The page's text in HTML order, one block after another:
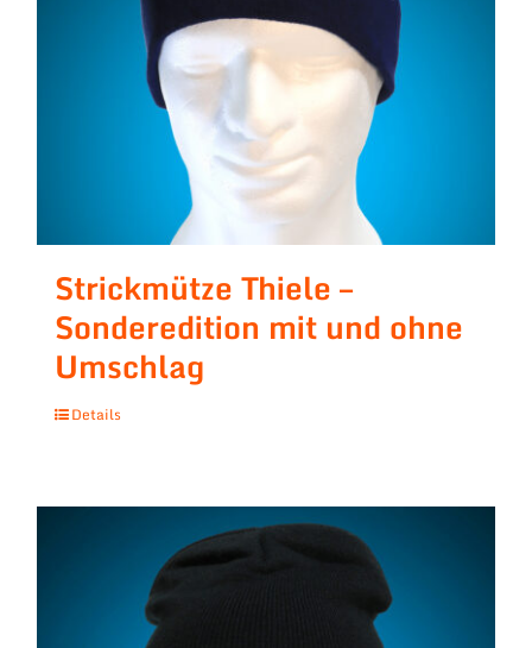
Strickmütze Thiele –
Sonderedition mit und ohne
Umschlag
Details